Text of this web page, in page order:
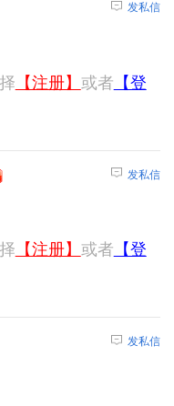
发私信
【注册】 或者 【登
发私信
【注册】 或者 【登
发私信